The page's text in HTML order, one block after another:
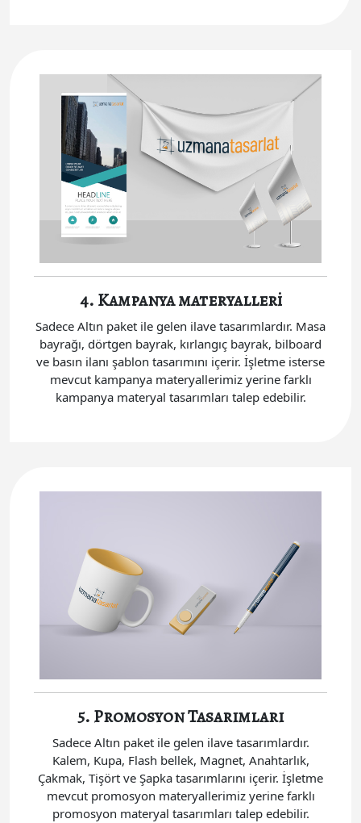
4. Kampanya materyalleri
Sadece Altın paket ile gelen ilave tasarımlardır. Masa
bayrağı, dörtgen bayrak, kırlangıç bayrak, bilboard
ve basın ilanı şablon tasarımını içerir. İşletme isterse
mevcut kampanya materyallerimiz yerine farklı
kampanya materyal tasarımları talep edebilir.
5. Promosyon Tasarımları
Sadece Altın paket ile gelen ilave tasarımlardır.
Kalem, Kupa, Flash bellek, Magnet, Anahtarlık,
Çakmak, Tişört ve Şapka tasarımlarını içerir. İşletme
mevcut promosyon materyallerimiz yerine farklı
promosyon materyal tasarımları talep edebilir.